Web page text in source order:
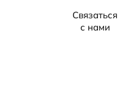
Связаться
с нами